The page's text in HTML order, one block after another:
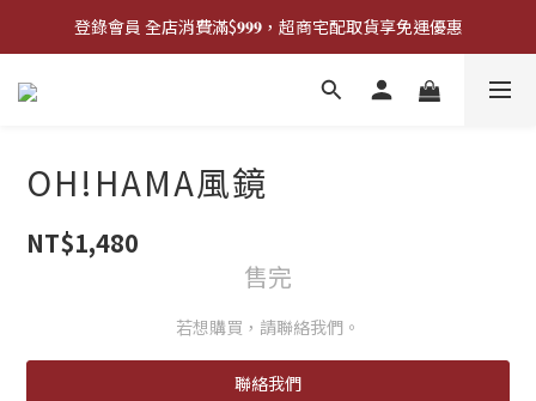
登錄會員 全店消費滿$𝟗𝟗𝟗，超商宅配取貨享免運優惠
登錄會員 全店消費滿$𝟗𝟗𝟗，超商宅配取貨享免運優惠
歡迎來門市試戴尺寸
登錄會員 全店消費滿$𝟗𝟗𝟗，超商宅配取貨享免運優惠
OH!HAMA風鏡
NT$1,480
售完
若想購買，請聯絡我們。
聯絡我們